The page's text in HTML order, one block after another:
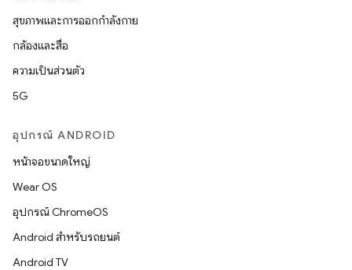
สุขภาพและการออกกำลังกาย
กล้องและสื่อ
ความเป็นส่วนตัว
5G
อุปกรณ์ ANDROID
หน้าจอขนาดใหญ่
Wear OS
อุปกรณ์ ChromeOS
Android สำหรับรถยนต์
Android TV